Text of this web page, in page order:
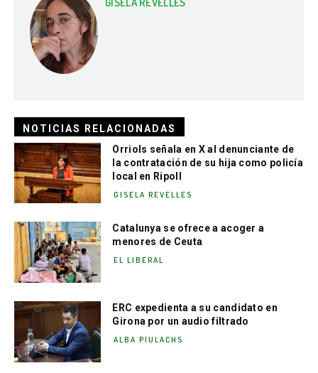
NOTICIAS RELACIONADAS
Orriols señala en X al denunciante de
la contratación de su hija como policía
local en Ripoll
GISELA REVELLES
Catalunya se ofrece a acoger a
menores de Ceuta
EL LIBERAL
ERC expedienta a su candidato en
Girona por un audio filtrado
ALBA PIULACHS